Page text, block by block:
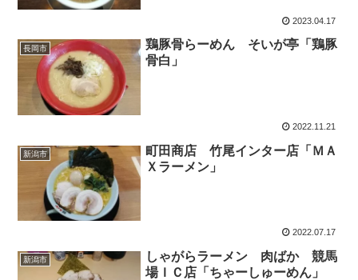
2023.04.17
長岡市
鶏豚骨らーめん そいが亭「鶏豚
骨白」
2022.11.21
新潟市
町田商店 竹尾インター店「ＭＡ
Ｘラーメン」
2022.07.17
新潟市
しゃがらラーメン 肉ばか 競馬
場ＩＣ店「ちゃーしゅーめん」